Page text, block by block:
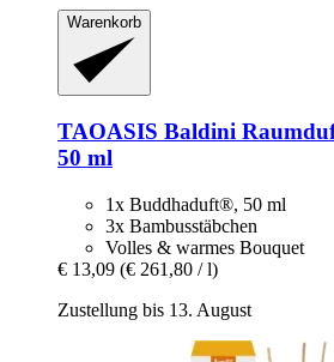
Warenkorb
TAOASIS Baldini
50 ml
1x Buddhaduft®, 50 ml
3x Bambusstäbchen
Volles & warmes Bouquet
€ 13,09 (€ 261,80 / l)
Zustellung bis 13. August